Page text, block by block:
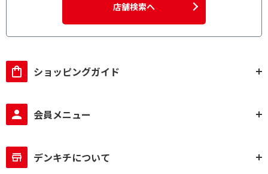
店舗検索へ
ショッピングガイド
会員メニュー
デンキチについて